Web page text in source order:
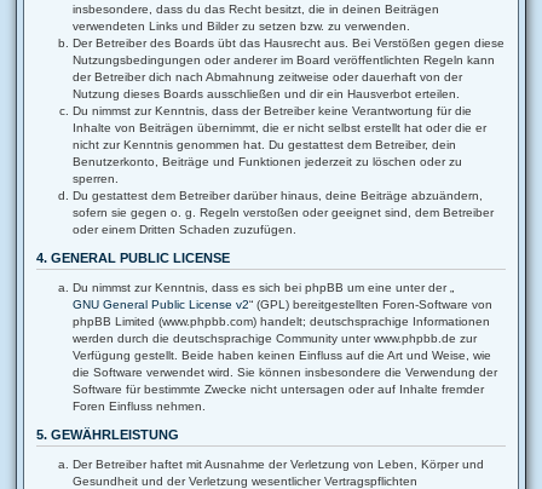
insbesondere, dass du das Recht besitzt, die in deinen Beiträgen
verwendeten Links und Bilder zu setzen bzw. zu verwenden.
Der Betreiber des Boards übt das Hausrecht aus. Bei Verstößen gegen diese
Nutzungsbedingungen oder anderer im Board veröffentlichten Regeln kann
der Betreiber dich nach Abmahnung zeitweise oder dauerhaft von der
Nutzung dieses Boards ausschließen und dir ein Hausverbot erteilen.
Du nimmst zur Kenntnis, dass der Betreiber keine Verantwortung für die
Inhalte von Beiträgen übernimmt, die er nicht selbst erstellt hat oder die er
nicht zur Kenntnis genommen hat. Du gestattest dem Betreiber, dein
Benutzerkonto, Beiträge und Funktionen jederzeit zu löschen oder zu
sperren.
Du gestattest dem Betreiber darüber hinaus, deine Beiträge abzuändern,
sofern sie gegen o. g. Regeln verstoßen oder geeignet sind, dem Betreiber
oder einem Dritten Schaden zuzufügen.
4. GENERAL PUBLIC LICENSE
Du nimmst zur Kenntnis, dass es sich bei phpBB um eine unter der „
GNU General Public License v2“ (GPL) bereitgestellten Foren-Software von
phpBB Limited (www.phpbb.com) handelt; deutschsprachige Informationen
werden durch die deutschsprachige Community unter www.phpbb.de zur
Verfügung gestellt. Beide haben keinen Einfluss auf die Art und Weise, wie
die Software verwendet wird. Sie können insbesondere die Verwendung der
Software für bestimmte Zwecke nicht untersagen oder auf Inhalte fremder
Foren Einfluss nehmen.
5. GEWÄHRLEISTUNG
Der Betreiber haftet mit Ausnahme der Verletzung von Leben, Körper und
Gesundheit und der Verletzung wesentlicher Vertragspflichten